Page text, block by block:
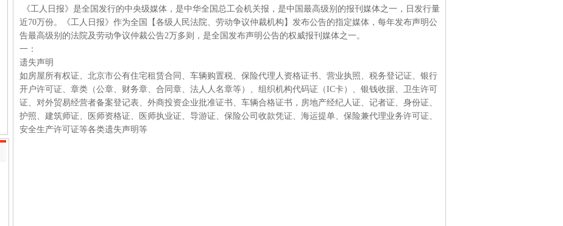
《工人日报》是全国发行的中央级媒体，是中华全国总工会机关报，是中国最高级别的报刊媒体之一，日发行量
近70万份。《工人日报》作为全国【各级人民法院、劳动争议仲裁机构】发布公告的指定媒体，每年发布声明公
告最高级别的法院及劳动争议仲裁公告2万多则，是全国发布声明公告的权威报刊媒体之一。
一：
遗失声明
如房屋所有权证、北京市公有住宅租赁合同、车辆购置税、保险代理人资格证书、营业执照、税务登记证、银行
开户许可证、章类（公章、财务章、合同章、法人人名章等）、组织机构代码证（IC卡）、银钱收据、卫生许可
证、对外贸易经营者备案登记表、外商投资企业批准证书、车辆合格证书，房地产经纪人证、记者证、身份证、
护照、建筑师证、医师资格证、医师执业证、导游证、保险公司收款凭证、海运提单、保险兼代理业务许可证、
安全生产许可证等各类遗失声明等